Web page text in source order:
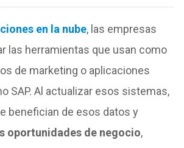
en la nube, las empresas
las herramientas que usan como
de marketing o aplicaciones
SAP. Al actualizar esos sistemas,
benefician de esos datos y
oportunidades de negocio,